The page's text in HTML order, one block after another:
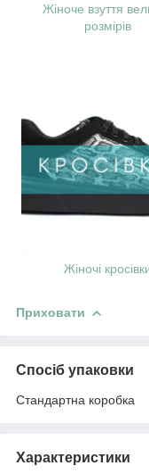
Жіноче взуття
розмірів
Жіночі
Приховати
Спосіб упаковки
Стандартна коробка
Характеристики